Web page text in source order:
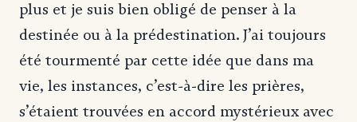
plus et je suis bien obligé de penser à la
destinée ou à la prédestination. J’ai toujours
été tourmenté par cette idée que dans ma
vie, les instances, c’est-à-dire les prières,
s’étaient trouvées en accord mystérieux avec